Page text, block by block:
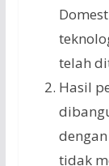
telah
Hasil
tidak